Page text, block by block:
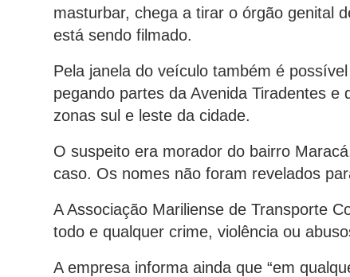
masturbar, chega a tirar o órgão genital
está sendo filmado.
Pela janela do veículo também é
pegando partes da Avenida Tiradentes
zonas sul e leste da cidade.
O suspeito era morador do bairro
caso. Os nomes não foram revelados
A Associação Mariliense de Transporte
todo e qualquer crime, violência ou
A empresa informa ainda que “em